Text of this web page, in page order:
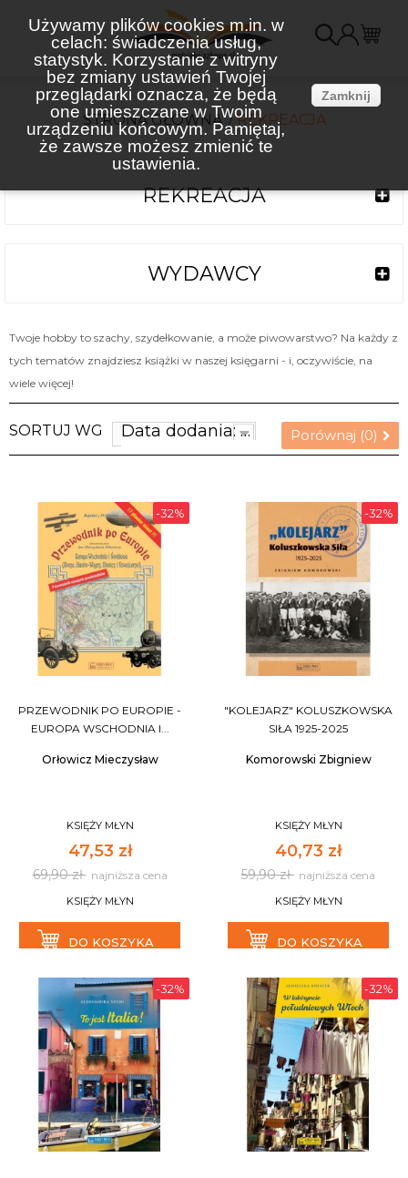
Używamy plików cookies m.in. w
celach: świadczenia usług,
statystyk. Korzystanie z witryny
bez zmiany ustawień Twojej
przeglądarki oznacza, że będą
one umieszczane w Twoim
urządzeniu końcowym. Pamiętaj,
że zawsze możesz zmienić te
ustawienia.
Zamknij
STRONA GŁÓWNA REKREACJA
REKREACJA
WYDAWCY
Twoje hobby to szachy, szydełkowanie, a może piwowarstwo? Na każdy z
tych tematów znajdziesz książki w naszej księgarni - i, oczywiście, na
wiele więcej!
SORTUJ WG Data dodania: najnowsze Porównaj (0)
-32%
PRZEWODNIK PO EUROPIE -
EUROPA WSCHODNIA I...
Orłowicz Mieczysław
KSIĘŻY MŁYN
47,53 zł
69,90 zł najniższa cena
KSIĘŻY MŁYN
DO KOSZYKA
-32%
"KOLEJARZ" KOLUSZKOWSKA
SIŁA 1925-2025
Komorowski Zbigniew
KSIĘŻY MŁYN
40,73 zł
59,90 zł najniższa cena
KSIĘŻY MŁYN
DO KOSZYKA
-32% -32%